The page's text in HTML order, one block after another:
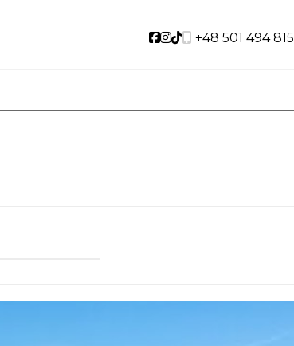
Social link
Social link
Social link
+48 501 494 815